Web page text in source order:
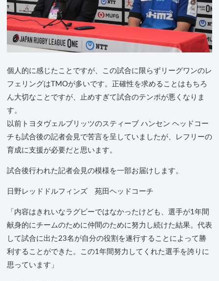
個人的に感じたことですが、この試合に限らずリーグワンのレ
フェリングはTMOが多いです。正確性を求めることはもちろ
ん大切なことですが、止めすぎて試合のテンポが悪くなりま
す。
以前トヨタヴェルブリッツのスティーブ ハンセン ヘッドコー
チも試合後の記者会見で苦言を呈していましたが、レフリーの
育成に支援が必要だと思います。
試合後行われた記者会見の模様を一部お届けします。
日野レッドドルフィンズ 苑田ヘッドコーチ
「内容はきれいなラグビーではなかったけども、選手が1年間
献身的にチームのために仲間のために努力し続けた結果。代表
して試合に出た23名が自分の役割を遂行することによって勝
利することができた。この1年間努力してくれた選手を誇りに
思っています」